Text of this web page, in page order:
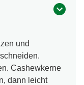
und
Cashewkerne
dann leicht